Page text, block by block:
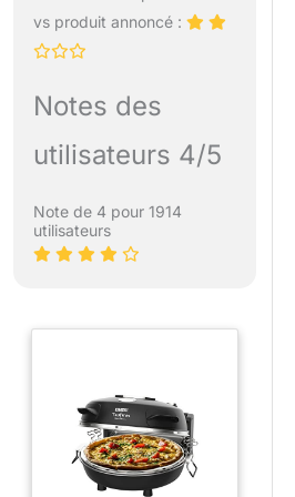
vs produit annoncé :
Notes des
utilisateurs 4/5
Note de 4 pour 1914
utilisateurs